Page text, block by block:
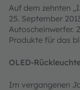
Auf dem zehnten
25. September
Autoscheinwerfer.
Produkte für das
OLED-
Im vergangenen